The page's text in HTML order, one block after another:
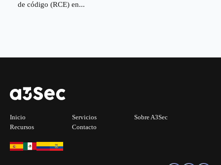
de código (RCE) en...
Inicio Servicios
Sobre A3Sec
Recursos
Contacto